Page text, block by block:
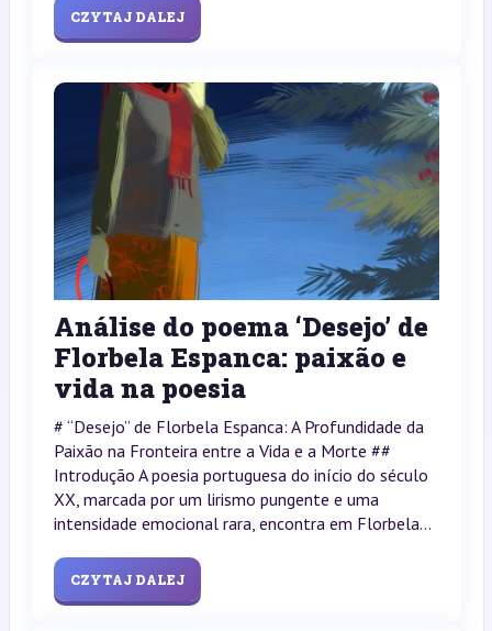
CZYTAJ DALEJ
Análise do poema ‘Desejo’ de
Florbela Espanca: paixão e
vida na poesia
# “Desejo” de Florbela Espanca: A Profundidade da
Paixão na Fronteira entre a Vida e a Morte ##
Introdução A poesia portuguesa do início do século
XX, marcada por um lirismo pungente e uma
intensidade emocional rara, encontra em Florbela...
CZYTAJ DALEJ